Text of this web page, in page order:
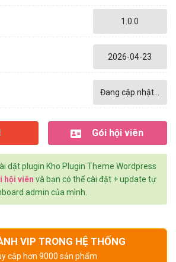
1.0.0
2026-04-23
Đang cập nhật...
Gói hội viên
dặt plugin Kho Plugin Theme Wordpress
hội viên và bạn có thể cài đặt + update tự
admin của mình.
VIP TRONG HỆ THỐNG
cập hơn 9000 sản phẩm